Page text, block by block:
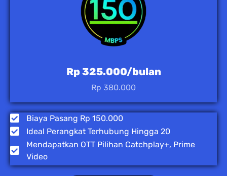
Rp 325.000/bulan
Rp 380.000
Biaya Pasang Rp 150.000
Ideal Perangkat Terhubung Hingga 20
Mendapatkan OTT Pilihan Catchplay+, Prime
Video